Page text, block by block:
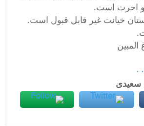
و اخرت است.
خيانت غير قابل قبول است.
المبين
سعیدی